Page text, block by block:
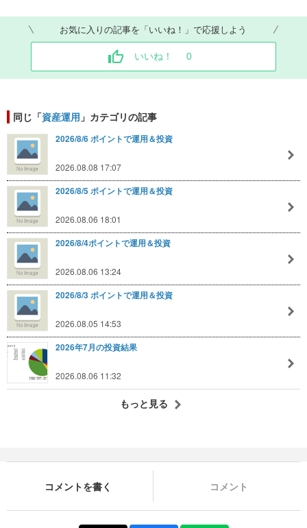
お気に入りの記事を「いいね！」で応援しよう
いいね！ 0
同じ「資産運用 」カテゴリの記事
2026/8/6 ポイントで運用＆投資
2026.08.08 17:07
2026/8/5 ポイントで運用＆投資
2026.08.06 18:01
2026/8/4ポイントで運用＆投資
2026.08.06 13:24
2026/8/3 ポイントで運用＆投資
2026.08.05 14:53
2026年7月の投資結果
2026.08.06 11:32
もっと見る
コメントを書く コメント